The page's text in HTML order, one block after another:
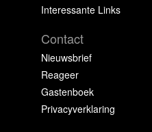
Interessante Links
Contact
Nieuwsbrief
Reageer
Gastenboek
Privacyverklaring